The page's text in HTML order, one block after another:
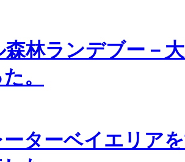
森林ランデブー－
。
ターベイエリア